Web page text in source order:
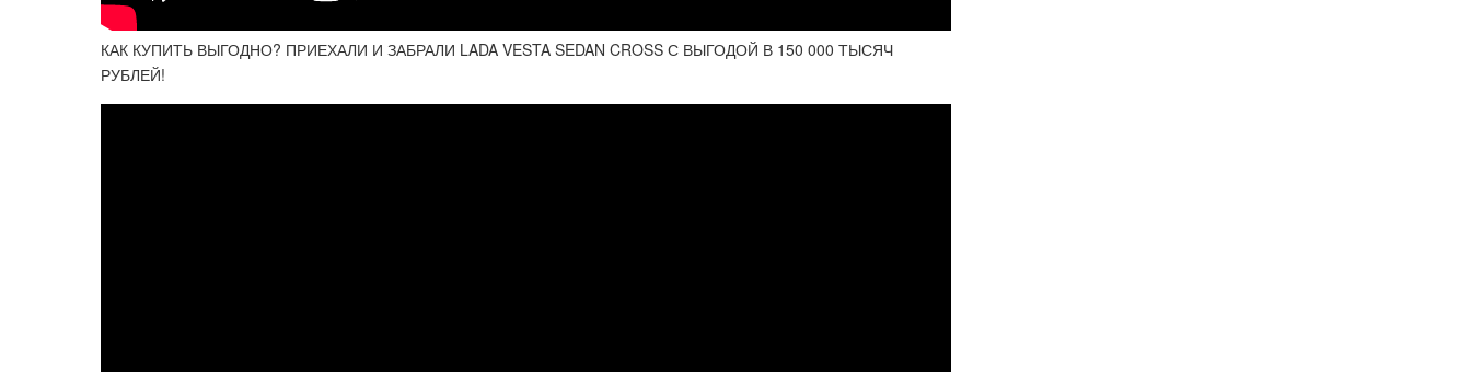
КАК КУПИТЬ ВЫГОДНО? ПРИЕХАЛИ И ЗАБРАЛИ LADA VESTA SEDAN CROSS С ВЫГОДОЙ В 150 000 ТЫСЯЧ
РУБЛЕЙ!